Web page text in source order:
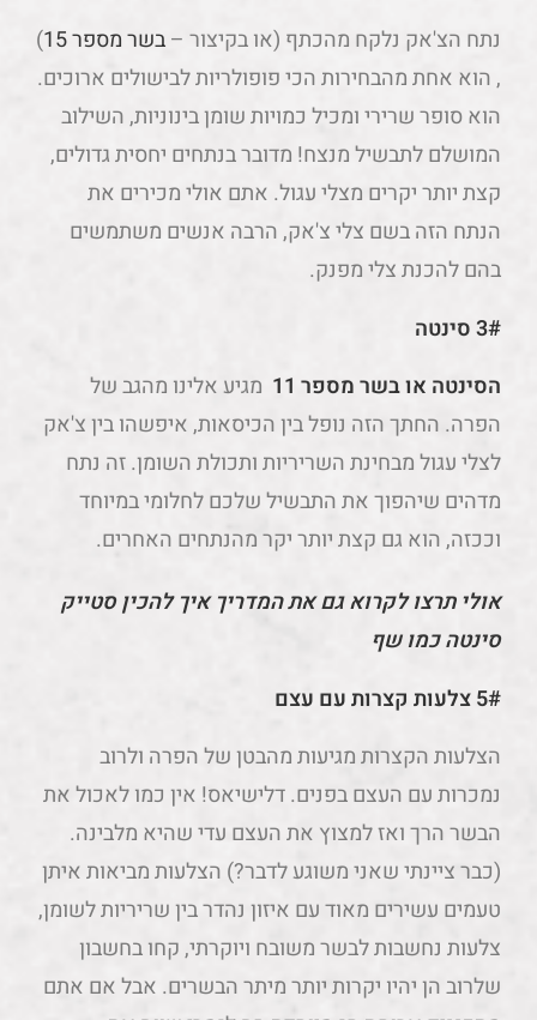
נתח הצ'אק נלקח מהכתף (או בקיצור –בשר מספר 15
)
, הוא אחת מהבחירות הכי פופולריות לבישולים ארוכים.
הוא סופר שרירי ומכיל כמויות שומן בינוניות, השילוב
המושלם לתבשיל מנצח! מדובר בנתחים יחסית גדולים,
קצת יותר יקרים מצלי עגול. אתם אולי מכירים את
הנתח הזה בשם צלי צ'אק, הרבה אנשים משתמשים
בהם להכנת צלי מפנק.
3# סינטה
הסינטה או בשר מספר 11
מגיע אלינו מהגב של
הפרה. החתך הזה נופל בין הכיסאות, איפשהו בין צ'אק
לצלי עגול מבחינת השריריות ותכולת השומן. זה נתח
מדהים שיהפוך את התבשיל שלכם לחלומי במיוחד
וככזה, הוא גם קצת יותר יקר מהנתחים האחרים.
אולי תרצו לקרוא גם את המדריך איך להכין סטייק
סינטה כמו שף
5# צלעות קצרות עם עצם
הצלעות הקצרות מגיעות מהבטן של הפרה ולרוב
נמכרות עם העצם בפנים. דלישיאס! אין כמו לאכול את
הבשר הרך ואז למצוץ את העצם עדי שהיא מלבינה.
(כבר ציינתי שאני משוגע לדבר?) הצלעות מביאות איתן
טעמים עשירים מאוד עם איזון נהדר בין שריריות לשומן,
צלעות נחשבות לבשר משובח ויוקרתי, קחו בחשבון
שלרוב הן יהיו יקרות יותר מיתר הבשרים. אבל אם אתם